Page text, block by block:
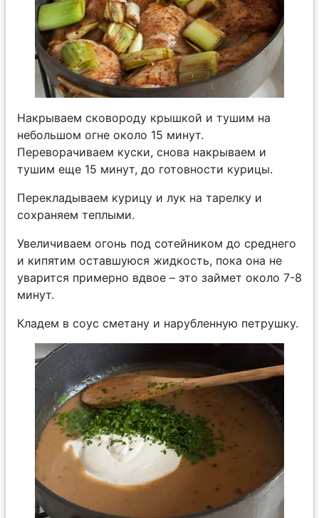
Накрываем сковороду крышкой и тушим на
небольшом огне около 15 минут.
Переворачиваем куски, снова накрываем и
тушим еще 15 минут, до готовности курицы.
Перекладываем курицу и лук на тарелку и
сохраняем теплыми.
Увеличиваем огонь под сотейником до среднего
и кипятим оставшуюся жидкость, пока она не
уварится примерно вдвое – это займет около 7-8
минут.
Кладем в соус сметану и нарубленную петрушку.